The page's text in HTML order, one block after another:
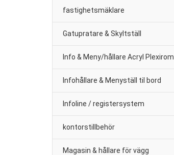
fastighetsmäklare
Gatupratare & Skyltställ
Info & Meny/hållare Acryl Plexirom
Infohållare & Menyställ til bord
Infoline / registersystem
kontorstillbehör
Magasin & hållare för vägg